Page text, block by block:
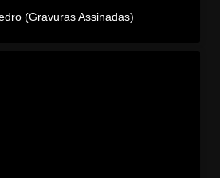
(Gravuras Assinadas)